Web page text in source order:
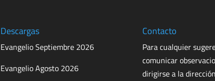
Descargas
Evangelio Septiembre 2026
Evangelio Agosto 2026
Contacto
Para cualquier
comunicar
dirigirse a la